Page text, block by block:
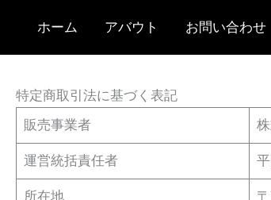
を
ホーム アバウト お問い合わせ
特定商取引法に基づく表記
販売事業者
運営統括責任者
所在地